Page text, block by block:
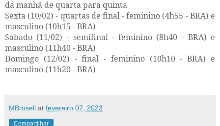
da manhã de quarta para quinta
Sexta (10/02) - quartas de final - feminino (4h55 - BRA) e
masculino (10h15 - BRA)
Sábado (11/02) - semifinal - feminino (8h40 - BRA) e
masculino (11h40 - BRA)
Domingo (12/02) - final - feminino (10h10 - BRA) e
masculino (11h20 - BRA)
MBrusell at fevereiro 07, 2023
Compartilhar